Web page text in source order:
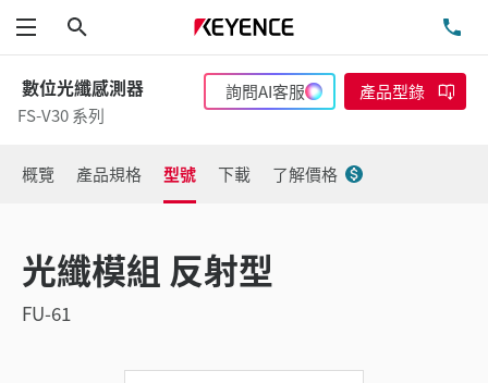
功能表
數位光纖感測器
FS-V30 系列
詢問AI客服 產品型錄
概覽 產品規格 型號 下載 了解價格
光纖模組 反射型
FU-61